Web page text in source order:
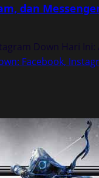
dan
Down Hari
Facebook,